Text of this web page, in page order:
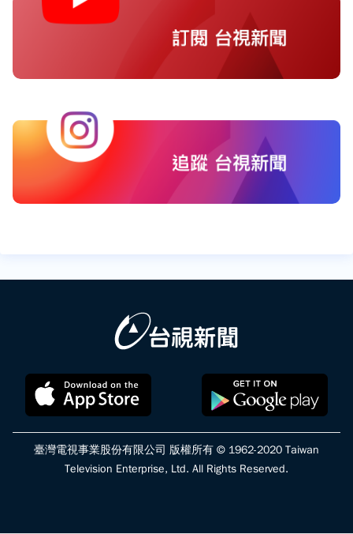
臺灣電視事業股份有限公司 版權所有 © 1962-2020 Taiwan
Television Enterprise, Ltd. All Rights Reserved.